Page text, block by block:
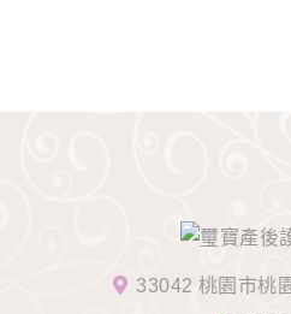
33042 桃園市桃